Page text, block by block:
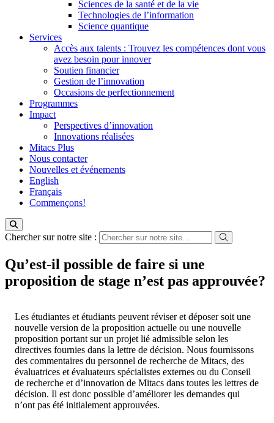
Sciences de la santé et de la vie
Technologies de l’information
Science quantique
Services
Accès aux talents : Trouvez les compétences dont vous
avez besoin pour innover
Soutien financier
Gestion de l’innovation
Occasions de perfectionnement
Programmes
Impact
Perspectives d’innovation
Innovations réalisées
Mitacs Plus
Nous contacter
Nouvelles et événements
English
Français
Commençons!
Chercher sur notre site :
Qu’est-il possible de faire si une
proposition de stage n’est pas approuvée?
Les étudiantes et étudiants peuvent réviser et déposer soit une
nouvelle version de la proposition actuelle ou une nouvelle
proposition portant sur un projet lié admissible selon les
directives fournies dans la lettre de décision. Nous fournissons
des commentaires du personnel de recherche de Mitacs, des
évaluatrices et évaluateurs spécialistes externes ou du Conseil
de recherche et d’innovation de Mitacs dans toutes les lettres de
décision. Il est donc possible d’améliorer les demandes qui
n’ont pas été initialement approuvées.